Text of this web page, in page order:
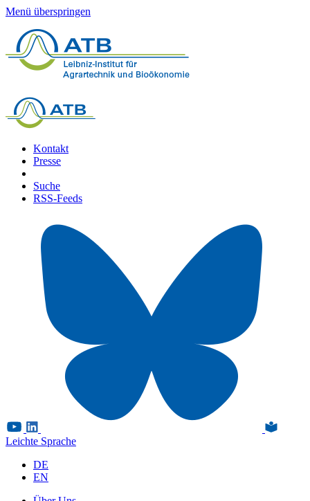
Menü überspringen
Kontakt
Presse
Suche
RSS-Feeds
Leichte Sprache
DE
EN